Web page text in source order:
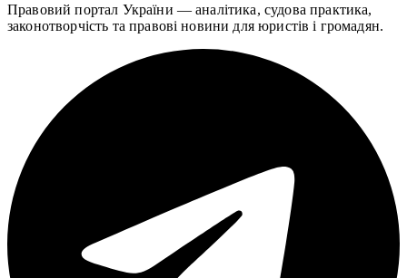
Правовий портал України — аналітика, судова практика,
законотворчість та правові новини для юристів і громадян.